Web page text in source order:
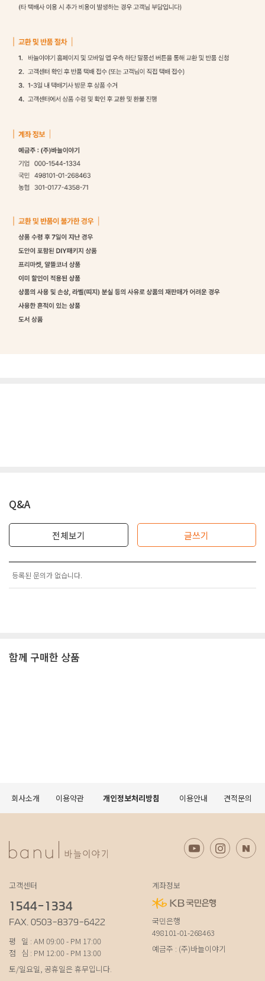
Q&A
전체보기 글쓰기
등록된 문의가 없습니다.
함께 구매한 상품
회사소개 이용약관 개인정보처리방침 이용안내 견적문의
고객센터
1544-1334
FAX. 0503-8379-6422
평 일 : AM 09:00 - PM 17:00
점 심 : PM 12:00 - PM 13:00
토/일요일, 공휴일은 휴무입니다.
계좌정보
국민은행
498101-01-268463
예금주 : (주)바늘이야기